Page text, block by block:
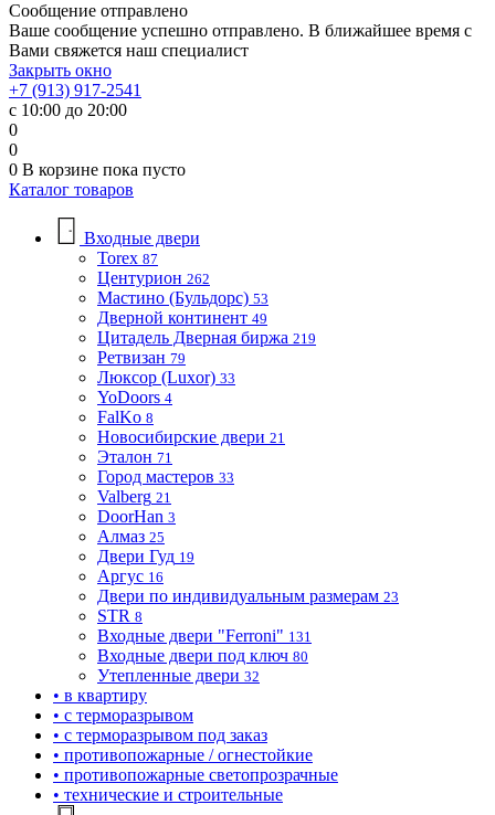
Сообщение отправлено
Ваше сообщение успешно отправлено. В ближайшее время с
Вами свяжется наш специалист
Закрыть окно
+7 (913) 917-2541
с 10:00 до 20:00
0
0
0 В корзине пока пусто
Каталог товаров
Входные двери
Torex 87
Центурион 262
Мастино (Бульдорс) 53
Дверной континент 49
Цитадель Дверная биржа 219
Ретвизан 79
Люксор (Luxor) 33
YoDoors 4
FalKo 8
Новосибирские двери 21
Эталон 71
Город мастеров 33
Valberg 21
DoorHan 3
Алмаз 25
Двери Гуд 19
Аргус 16
Двери по индивидуальным размерам 23
STR 8
Входные двери "Ferroni" 131
Входные двери под ключ 80
Утепленные двери 32
• в квартиру
• с терморазрывом
• с терморазрывом под заказ
• противопожарные / огнестойкие
• противопожарные светопрозрачные
• технические и строительные